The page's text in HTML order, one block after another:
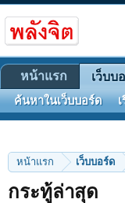
หน้าแรก เว็บบอร์ด
กระทู้ล่าสุด
1 2 3 4 5
หน้าแรก เว็บบ
ค้นหาในเว็บบอร์ด